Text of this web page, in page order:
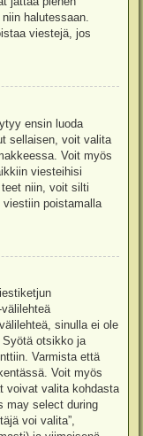
halutessaan.
viestejä, jos
ensin luoda
sellaisen, voit valita
Voit myös
viesteihisi
niin, voit silti
poistamalla
sinulla ei ole
otsikko ja
Varmista että
Voit myös
voivat valita kohdasta
may select during
voi valita”,